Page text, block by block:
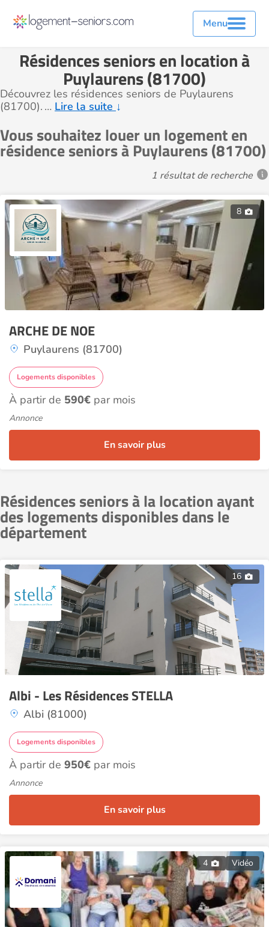
Menu
Résidences seniors en location à
Puylaurens (81700)
Découvrez les résidences seniors de Puylaurens
(81700). … Lire la suite ↓
Vous souhaitez louer un logement en
résidence seniors à Puylaurens (81700)
1 résultat de recherche
8
ARCHE DE NOE
Puylaurens (81700)
Logements disponibles
À partir de 590€ par mois
Annonce
En savoir plus
Résidences seniors à la location ayant
des logements disponibles dans le
département
16
Albi - Les Résidences STELLA
Albi (81000)
Logements disponibles
À partir de 950€ par mois
Annonce
En savoir plus
4 Vidéo